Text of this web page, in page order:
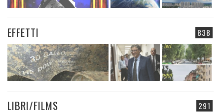
838
EFFETTI
291
LIBRI/FILMS